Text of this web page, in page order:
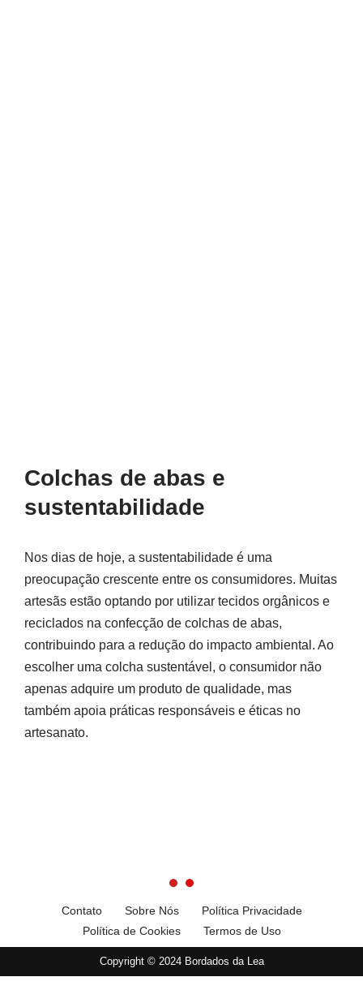
Colchas de abas e
sustentabilidade
Nos dias de hoje, a sustentabilidade é uma
preocupação crescente entre os consumidores. Muitas
artesãs estão optando por utilizar tecidos orgânicos e
reciclados na confecção de colchas de abas,
contribuindo para a redução do impacto ambiental. Ao
escolher uma colcha sustentável, o consumidor não
apenas adquire um produto de qualidade, mas
também apoia práticas responsáveis e éticas no
artesanato.
Contato Sobre Nós
Política Privacidade
Política de Cookies
Termos de Uso
Copyright © 2024 Bordados da Lea